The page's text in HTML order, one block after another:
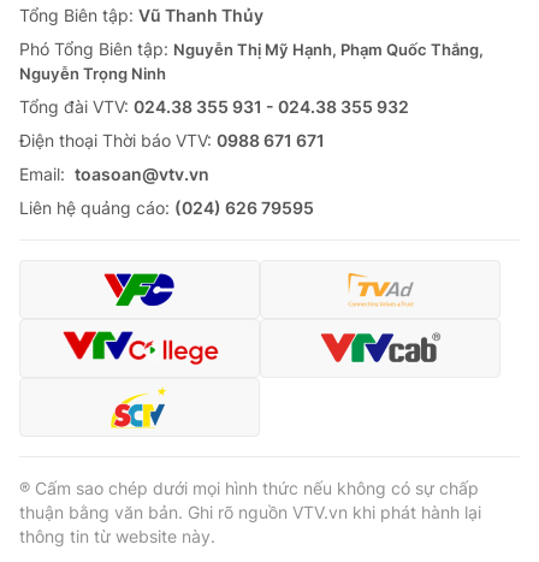
Tổng Biên tập: Vũ Thanh Thủy
Phó Tổng Biên tập: Nguyễn Thị Mỹ Hạnh, Phạm Quốc Thắng,
Nguyễn Trọng Ninh
Tổng đài VTV: 024.38 355 931 - 024.38 355 932
Ðiện thoại Thời báo VTV: 0988 671 671
Email: toasoan@vtv.vn
Liên hệ quảng cáo: (024) 626 79595
® Cấm sao chép dưới mọi hình thức nếu không có sự chấp
thuận bằng văn bản. Ghi rõ nguồn VTV.vn khi phát hành lại
thông tin từ website này.